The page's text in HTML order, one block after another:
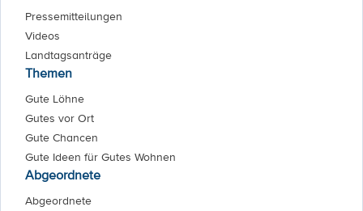
Pressemitteilungen
Videos
Landtagsanträge
Themen
Gute Löhne
Gutes vor Ort
Gute Chancen
Gute Ideen für Gutes Wohnen
Abgeordnete
Abgeordnete